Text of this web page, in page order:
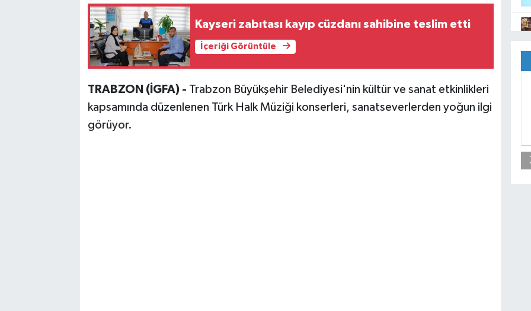
Kayseri zabıtası kayıp cüzdanı sahibine teslim etti
İçeriği Görüntüle
TRABZON (İGFA) - Trabzon Büyükşehir Belediyesi'nin kültür ve sanat etkinlikleri
kapsamında düzenlenen Türk Halk Müziği konserleri, sanatseverlerden yoğun ilgi
görüyor.